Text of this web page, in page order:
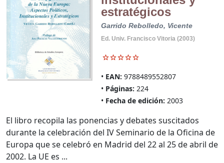
estratégicos
Garrido Rebolledo, Vicente
Ed. Univ. Francisco Vitoria (2003)
EAN: 9788489552807
Páginas: 224
Fecha de edición: 2003
El libro recopila las ponencias y debates suscitados
durante la celebración del IV Seminario de la Oficina de
Europa que se celebró en Madrid del 22 al 25 de abril de
2002. La UE es ...